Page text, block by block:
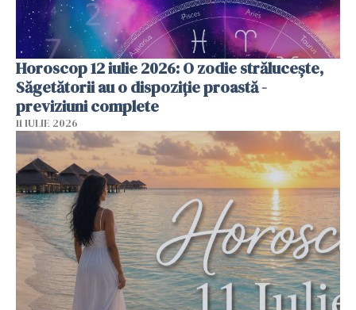
Horoscop 12 iulie 2026: O zodie strălucește,
Săgetătorii au o dispoziție proastă -
previziuni complete
11 IULIE 2026